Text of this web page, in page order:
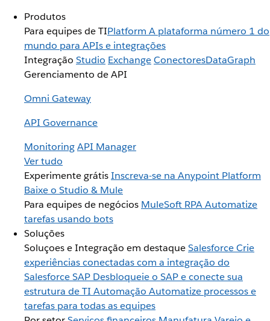
Produtos
Para equipes de TIPlatform A plataforma número 1 do
mundo para APIs e integrações
Integração Studio ExchangeConectoresDataGraph
Gerenciamento de API
Omni Gateway
API Governance
MonitoringAPI Manager
Ver tudo
Experimente grátisInscreva-se na Anypoint Platform
Baixe o Studio & Mule
Para equipes de negócios MuleSoft RPAAutomatize
tarefas usando bots
Soluções
Soluçoes e Integração em destaqueSalesforceCrie
experiências conectadas com a integração do
SalesforceSAP Desbloqueie o SAP e conecte sua
estrutura de TI Automação Automatize processos e
tarefas para todas as equipes